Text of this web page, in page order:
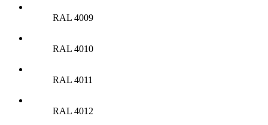
RAL 4009
RAL 4010
RAL 4011
RAL 4012